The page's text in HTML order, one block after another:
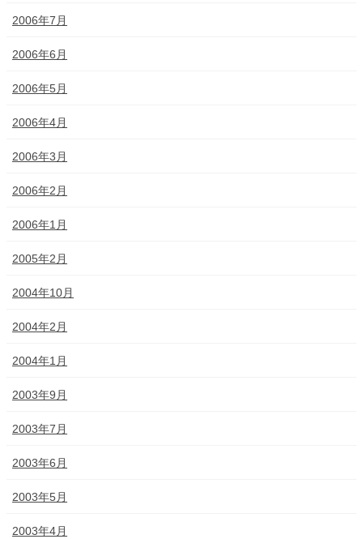
2006年7月
2006年6月
2006年5月
2006年4月
2006年3月
2006年2月
2006年1月
2005年2月
2004年10月
2004年2月
2004年1月
2003年9月
2003年7月
2003年6月
2003年5月
2003年4月